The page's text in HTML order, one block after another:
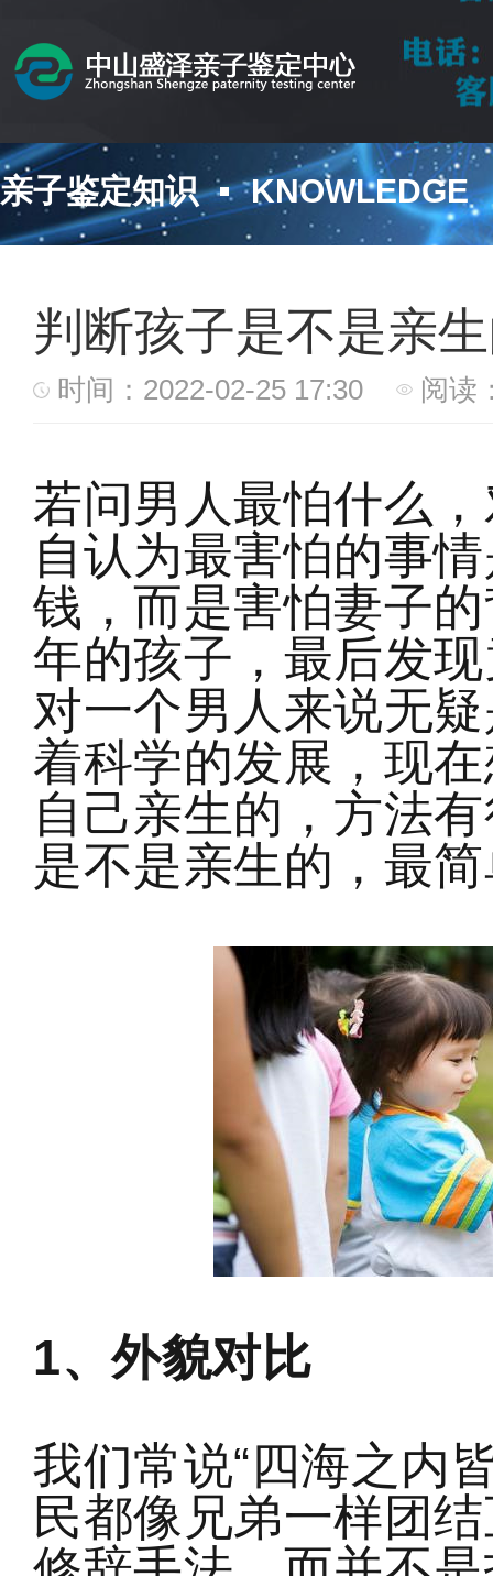
亲子鉴定知识 KNOWLEDGE
判断孩子是不是亲
时间：2022-02-25 17:30 阅读
若问男人最怕什么
自认为最害怕的事
钱，而是害怕妻子
年的孩子，最后发
对一个男人来说无
着科学的发展，现
自己亲生的，方法
是不是亲生的，最
1、外貌对比
我们常说“四海之内
民都像兄弟一样团